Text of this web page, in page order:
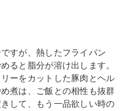
すが、熱したフライパン
ると脂分が溶け出します。
ーをカットした豚肉とヘル
煮は、ご飯との相性も抜群
して、もう一品欲しい時の